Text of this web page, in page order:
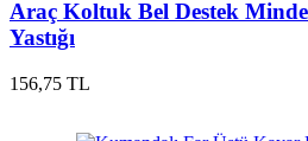
Araç Koltuk Bel Destek
Yastığı
156,75 TL